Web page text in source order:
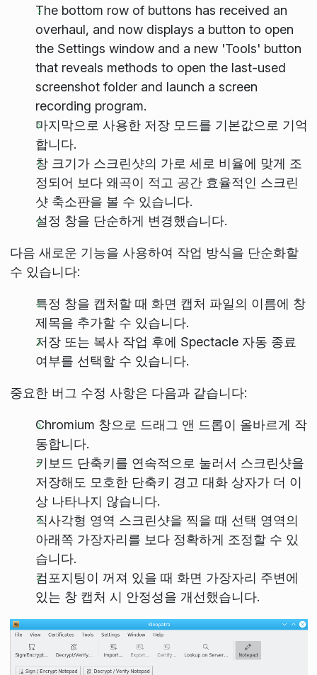
The bottom row of buttons has received an
overhaul, and now displays a button to open
the Settings window and a new 'Tools' button
that reveals methods to open the last-used
screenshot folder and launch a screen
recording program.
마지막으로 사용한 저장 모드를 기본값으로 기억
합니다.
창 크기가 스크린샷의 가로 세로 비율에 맞게 조
정되어 보다 왜곡이 적고 공간 효율적인 스크린
샷 축소판을 볼 수 있습니다.
설정 창을 단순하게 변경했습니다.
다음 새로운 기능을 사용하여 작업 방식을 단순화할
수 있습니다:
특정 창을 캡처할 때 화면 캡처 파일의 이름에 창
제목을 추가할 수 있습니다.
저장 또는 복사 작업 후에 Spectacle 자동 종료
여부를 선택할 수 있습니다.
중요한 버그 수정 사항은 다음과 같습니다:
Chromium 창으로 드래그 앤 드롭이 올바르게 작
동합니다.
키보드 단축키를 연속적으로 눌러서 스크린샷을
저장해도 모호한 단축키 경고 대화 상자가 더 이
상 나타나지 않습니다.
직사각형 영역 스크린샷을 찍을 때 선택 영역의
아래쪽 가장자리를 보다 정확하게 조정할 수 있
습니다.
컴포지팅이 꺼져 있을 때 화면 가장자리 주변에
있는 창 캡처 시 안정성을 개선했습니다.